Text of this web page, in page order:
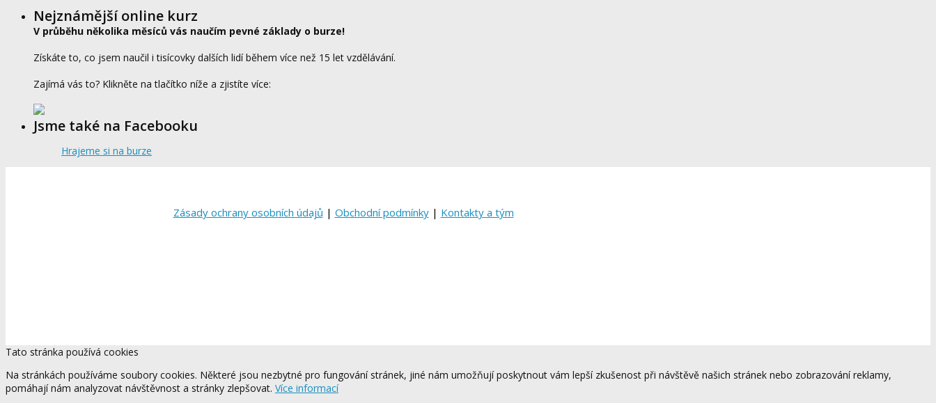
Nejznámější online kurz
V průběhu několika měsíců vás naučím pevné základy o burze!
Získáte to, co jsem naučil i tisícovky dalších lidí během více než 15 let vzdělávání.
Zajímá vás to? Klikněte na tlačítko níže a zjistíte více:
Jsme také na Facebooku
Hrajeme si na burze
Zásady ochrany osobních údajů | Obchodní podmínky| Kontakty a tým
Tato stránka používá cookies
Na stránkách používáme soubory cookies. Některé jsou nezbytné pro fungování stránek, jiné nám umožňují poskytnout vám lepší zkušenost při návštěvě našich stránek nebo zobrazování reklamy,
pomáhají nám analyzovat návštěvnost a stránky zlepšovat. Více informací